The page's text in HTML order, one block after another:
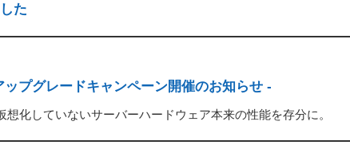
た
プグレードキャンペーン開催のお知らせ -
化していないサーバーハードウェア本来の性能を存分に。